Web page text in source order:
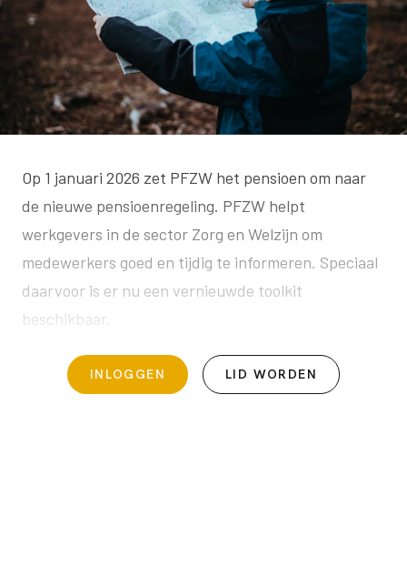
Op 1 januari 2026 zet PFZW het pensioen om naar
de nieuwe pensioenregeling. PFZW helpt
werkgevers in de sector Zorg en Welzijn om
medewerkers goed en tijdig te informeren. Speciaal
daarvoor is er nu een vernieuwde toolkit
beschikbaar.
INLOGGEN LID WORDEN